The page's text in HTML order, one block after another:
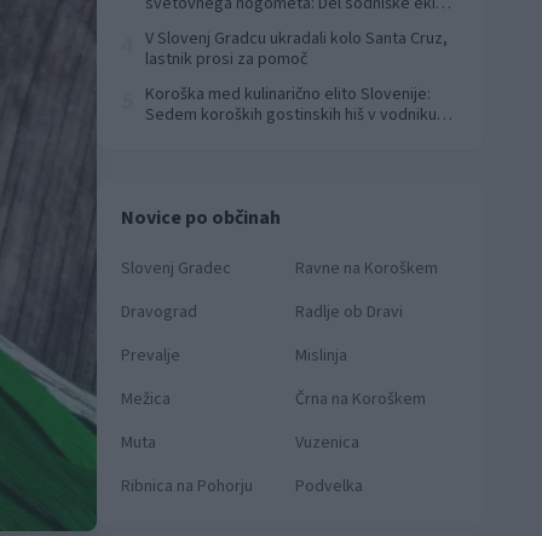
V Slovenj Gradcu ukradali kolo Santa Cruz,
lastnik prosi za pomoč
Koroška med kulinarično elito Slovenije:
Sedem koroških gostinskih hiš v vodniku
Novice po občinah
Slovenj Gradec
Ravne na Koroškem
Dravograd
Radlje ob Dravi
Prevalje
Mislinja
Mežica
Črna na Koroškem
Muta
Vuzenica
Ribnica na Pohorju
Podvelka